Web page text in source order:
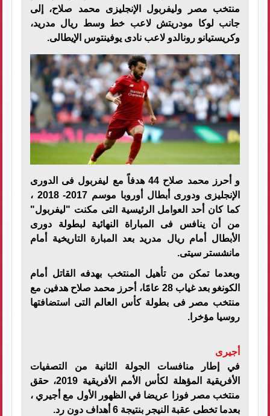
منتخب مصر وليفربول الإنجليزى محمد صلاح، إلى
جانب لوكا مودريتش لاعب خط وسط ريال مدريد،
وكريستيانو رونالدو لاعب نادى يوفينتوس الإيطالى.
و أحرز محمد صلاح 44 هدفاً مع ليفربول فى الدورى
الإنجليزى ودورى أبطال أوروبا موسم 2017- 2018 ،
كما كان أحد العوامل الرئيسية التى مكنت "ليفربول"
من أن ينافس فى المباراة النهائية لبطولة دورى
الأبطال أمام ريال مدريد بعد المبارة التاريخية أمام
مانشستر سيتى.
وبعدما تمكن من تأهيل المنتخب بهدفه القاتل أمام
الكونغو بعد غياب 28 عامًا، أحرز محمد صلاح هدفين مع
منتخب مصر فى بطولة كأس العالم التى استضافتها
روسيا مؤخرا.
أجيرى
في إطار منافسات الجولة الثانية من التصفيات
الأفريقية المؤهلة لكأس الأمم الأفريقية 2019، حقق
منتخب مصر فوزا عريضا في الظهور الأول مع أجيري ،
بعدما تخطى عقبة النيجر بنتيجة 6 أهداف دون رد.